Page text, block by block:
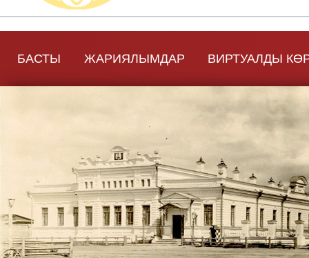
БАСТЫ ЖАРИЯЛЫМДАР ВИРТУАЛДЫ